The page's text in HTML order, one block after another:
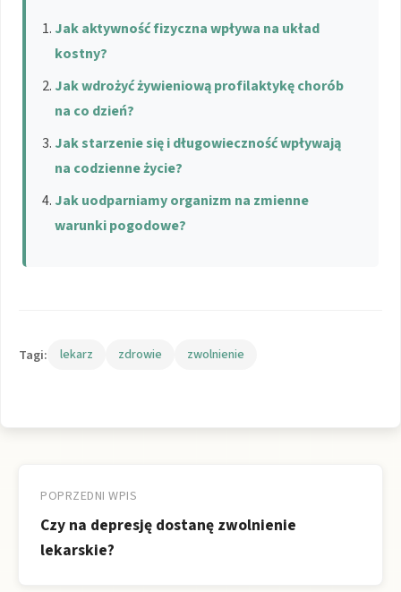
Jak aktywność fizyczna wpływa na układ
kostny?
Jak wdrożyć żywieniową profilaktykę chorób
na co dzień?
Jak starzenie się i długowieczność wpływają
na codzienne życie?
Jak uodparniamy organizm na zmienne
warunki pogodowe?
Tagi: lekarz zdrowie zwolnienie
wpisu
POPRZEDNI WPIS
Czy na depresję dostanę zwolnienie
lekarskie?